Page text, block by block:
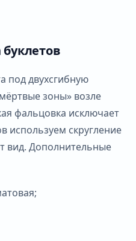
под двухсгибную
зоны» возле
фальцовка исключает
используем скругление
вид. Дополнительные